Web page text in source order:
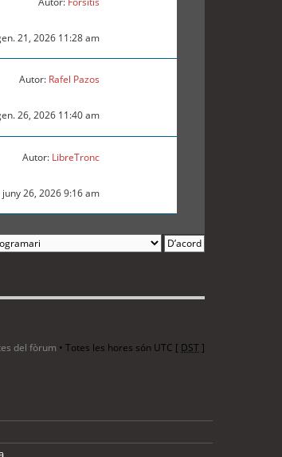
21, 2026 11:28 am
Autor: Rafel Pazos
26, 2026 11:40 am
Autor: LibreTronc
juny 26, 2026 9:16 am
del fòrum • Totes les hores són UTC [ DST]